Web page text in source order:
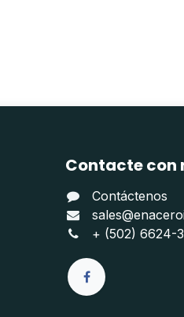
Contacte con
Contáctenos
+ (502) 6624-